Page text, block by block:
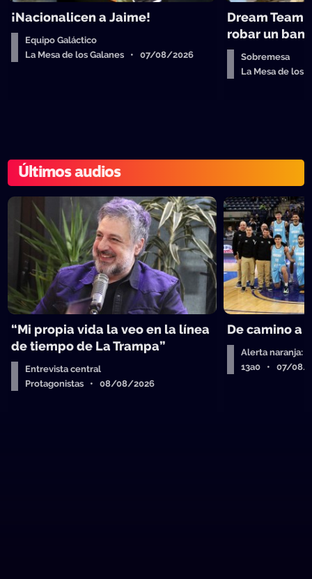
¡Nacionalicen a Jaime!
Equipo Galáctico
La Mesa de los Galanes • 07/08/2026
Dream Team
robar un
Sobremesa
La Mesa de
Últimos audios
“Mi propia vida la veo en la línea
de tiempo de La Trampa”
Entrevista central
Protagonistas • 08/08/2026
De camino a
Alerta naranja:
13a0 • 07/08/